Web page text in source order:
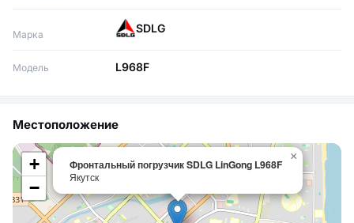
Марка SDLG
Модель L968F
Местоположение
Фронтальный погрузчик SDLG LinGong L968F
Якутск
×
+
−